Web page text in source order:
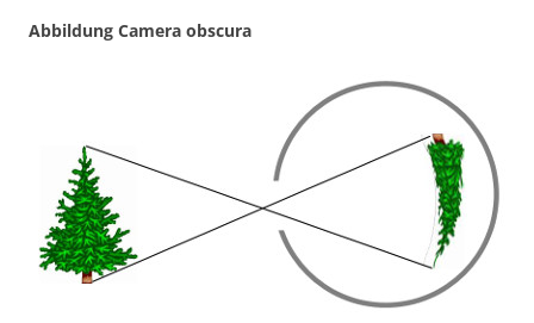
Abbildung Camera obscura